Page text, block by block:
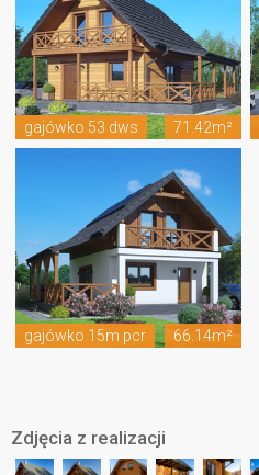
gajówko 53 dws 71.42m²
gajówko 15m pcr 66.14m²
Zdjęcia z realizacji